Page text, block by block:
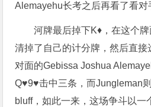
Alemayehu长考之后再看了看对
河牌最后掉下K♦️，在这个
清掉了自己的计分牌，然后直接
对面的Gebissa Joshua
Q♥️9♥️击中三条，而Jungleman
bluff，如此一来，这场争斗以一